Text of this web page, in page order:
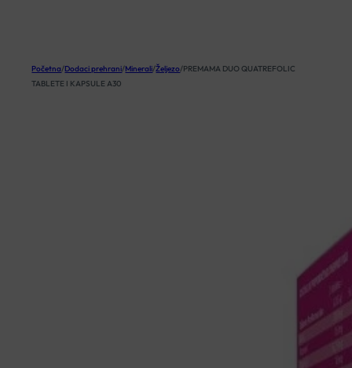
Početna/Dodaci prehrani/Minerali/Željezo/PREMAMA DUO QUATREFOLIC
TABLETE I KAPSULE A30